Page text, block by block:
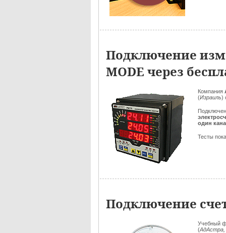
Подключение
MODE через
Компания
(Израиль)
один
Тесты
Подключение
Учебный
(АдАстра,